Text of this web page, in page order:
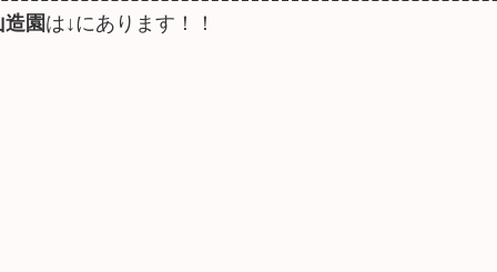
造園は↓にあります！！